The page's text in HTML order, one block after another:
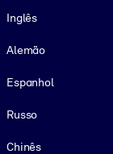
Inglês
Alemão
Espanhol
Russo
Chinês